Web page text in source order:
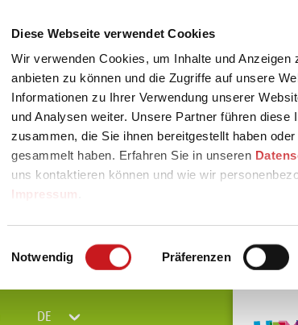
Diese Webseite verwendet Cookies
Wir verwenden Cookies, um Inhalte und
anbieten zu können und die Zugriffe auf unsere
Informationen zu Ihrer Verwendung unserer
und Analysen weiter. Unsere Partner führen
zusammen, die Sie ihnen bereitgestellt haben
gesammelt haben. Erfahren Sie in unseren
uns kontaktieren können und wie wir
Impressum
Einwilligungsauswahl
Notwendig Präferenzen
DE